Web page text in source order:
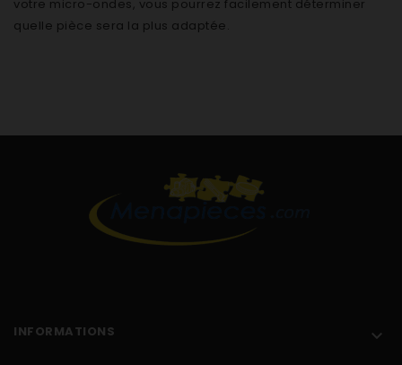
votre micro-ondes, vous pourrez facilement déterminer
quelle pièce sera la plus adaptée.
INFORMATIONS
